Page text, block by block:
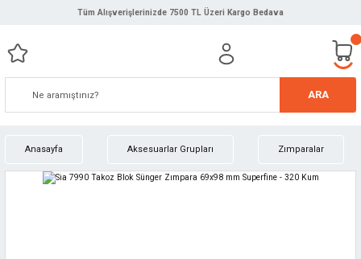
Tüm Alışverişlerinizde 7500 TL Üzeri Kargo Bedava
ARA
Anasayfa Aksesuarlar Grupları Zımparalar